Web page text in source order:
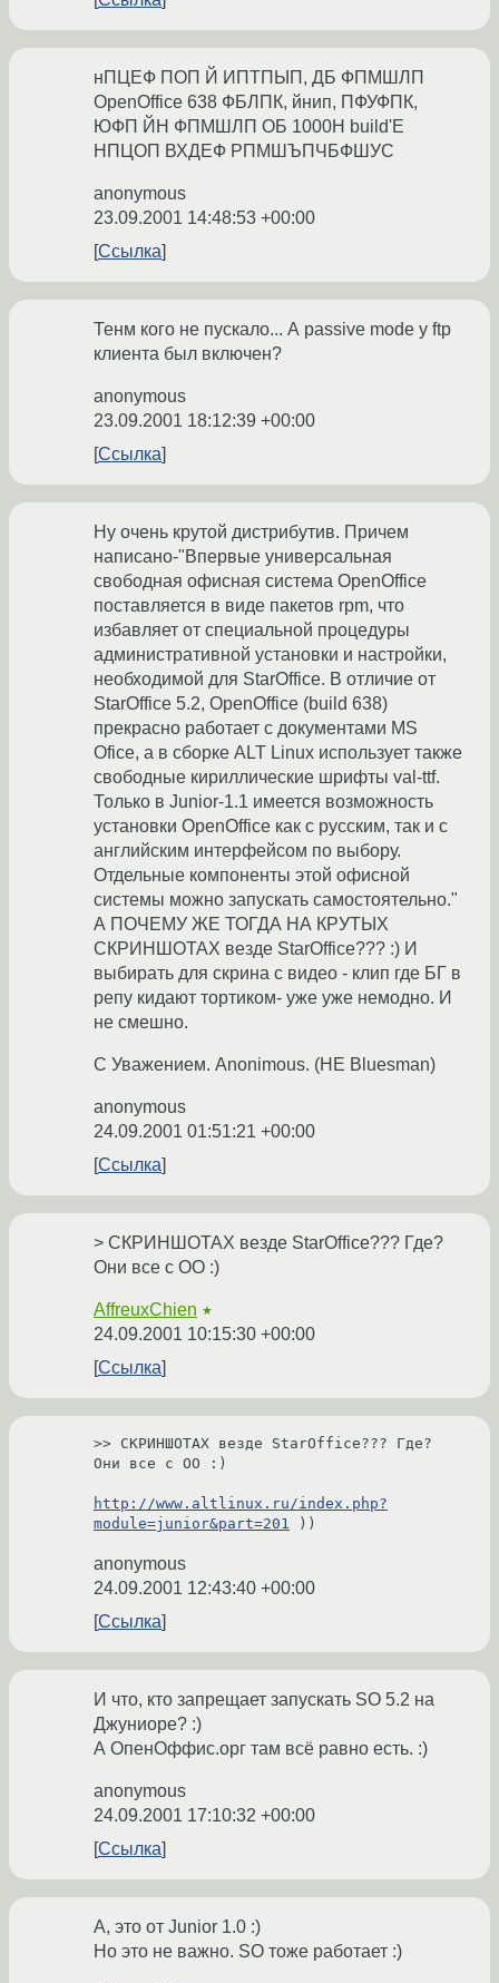
нПЦЕФ ПОП Й ИПТПЫП, ДБ ФПМШЛП
OpenOffice 638 ФБЛПК, йнип, ПФУФПК,
ЮФП ЙН ФПМШЛП ОБ 1000Н build'Е
НПЦОП ВХДЕФ РПМШЪПЧБФШУС
anonymous
23.09.2001 14:48:53 +00:00
Ссылка
Тенм кого не пускало... А passive mode у ftp
клиента был включен?
anonymous
23.09.2001 18:12:39 +00:00
Ссылка
Ну очень крутой дистрибутив. Причем
написано-"Впервые универсальная
свободная офисная система OpenOffice
поставляется в виде пакетов rpm, что
избавляет от специальной процедуры
административной установки и настройки,
необходимой для StarOffice. В отличие от
StarOffice 5.2, OpenOffice (build 638)
прекрасно работает с документами MS
Ofice, а в сборке ALT Linux использует также
свободные кириллические шрифты val-ttf.
Только в Junior-1.1 имеется возможность
установки OpenOffice как с русским, так и с
английским интерфейсом по выбору.
Отдельные компоненты этой офисной
системы можно запускать самостоятельно."
А ПОЧЕМУ ЖЕ ТОГДА НА КРУТЫХ
СКРИНШОТАХ везде StarOffice??? :) И
выбирать для скрина с видео - клип где БГ в
репу кидают тортиком- уже уже немодно. И
не смешно.
С Уважением. Anonimous. (НЕ Bluesman)
anonymous
24.09.2001 01:51:21 +00:00
Ссылка
> СКРИНШОТАХ везде StarOffice??? Где?
Они все с OO :)
AffreuxChien ★
24.09.2001 10:15:30 +00:00
Ссылка
>> СКРИНШОТАХ везде StarOffice??? Где?
Они все с OO :)
http://www.altlinux.ru/index.php?
module=junior&part=201 ))
anonymous
24.09.2001 12:43:40 +00:00
Ссылка
И что, кто запрещает запускать SO 5.2 на
Джуниоре? :)
А ОпенОффис.орг там всё равно есть. :)
anonymous
24.09.2001 17:10:32 +00:00
Ссылка
А, это от Junior 1.0 :)
Но это не важно. SO тоже работает :)